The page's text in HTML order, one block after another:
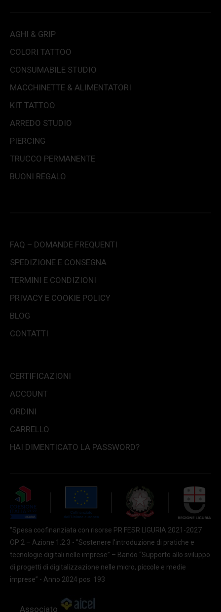
AGHI & GRIP
COLORI TATTOO
CONSUMABILE STUDIO
MACCHINETTE & ALIMENTATORI
KIT TATTOO
ARREDO STUDIO
PIERCING
TRUCCO PERMANENTE
BUONI REGALO
FAQ – DOMANDE FREQUENTI
SPEDIZIONE E CONSEGNA
TERMINI E CONDIZIONI
PRIVACY E COOKIE POLICY
BLOG
CONTATTI
CERTIFICAZIONI
ACCOUNT
ORDINI
CARRELLO
HAI DIMENTICATO LA PASSWORD?
“Spesa coofinanziata con risorse PR FESR LIGURIA 2021-2027
OP 2 – Azione 1.2.3 - "Sostenere l'introduzione di pratiche e
tecnologie digitali nelle imprese” – Bando “Supporto allo sviluppo
di progetti di digitalizzazione nelle micro, piccole e medie
imprese” - Anno 2024 pos. 193
Associato